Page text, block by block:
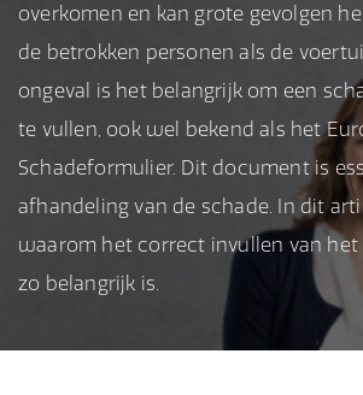
overkomen en kan grote gevolgen
de betrokken personen als de
ongeval is het belangrijk om een
te vullen, ook wel bekend als het
Schadeformulier. Dit document is
afhandeling van de schade. In dit
waarom het correct invullen van
zo belangrijk is.